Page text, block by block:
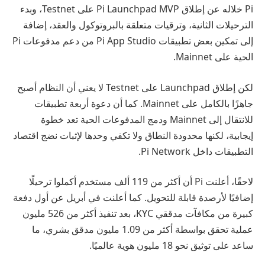
Pi خلاله عن إطلاق Pi Launchpad MVP على Testnet، وبدء
الترحيلات الثانية، وترقيات متعلقة بالبروتوكول والعقد، إضافة
إلى تمكين بعض تطبيقات Pi App Studio من دعم مدفوعات Pi
الحية على Mainnet.
لكن إطلاق Launchpad على Testnet لا يعني أن النظام أصبح
جاهزًا بالكامل على Mainnet. كما أن دعوة أربعة تطبيقات
للانتقال إلى Mainnet ودمج المدفوعات الحية تعد خطوة
إيجابية، لكنها محدودة النطاق ولا تكفي وحدها لإثبات نضج اقتصاد
التطبيقات داخل Pi Network.
لاحقًا، أعلنت Pi أن أكثر من 119 ألف مستخدم أكملوا ترحيلًا
إضافيًا لأرصدة قابلة للتحويل. كما أعلنت في أبريل عن أول دفعة
كبيرة من مكافآت مدققي KYC، بعد تنفيذ أكثر من 526 مليون
عملية تحقق بواسطة أكثر من 1.09 مليون مدقق بشري، ما
ساعد على توثيق نحو 18 مليون هوية عالميًا.